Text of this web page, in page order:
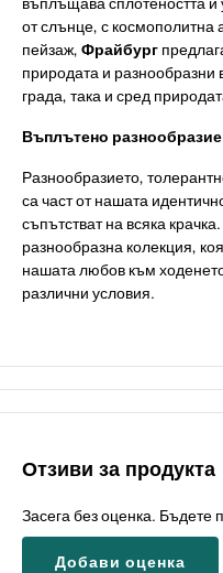
от слънце, с космополитна
пейзаж, Фрайбург
природата и разнообразни
града, така и сред
Въплътено разнообразие
Разнообразието,
са част от нашата
съпътстват на всяка
разнообразна колекция,
нашата любов към
различни условия.
Отзиви за продукта
Засега без оценка. Бъдете
Добави оценка